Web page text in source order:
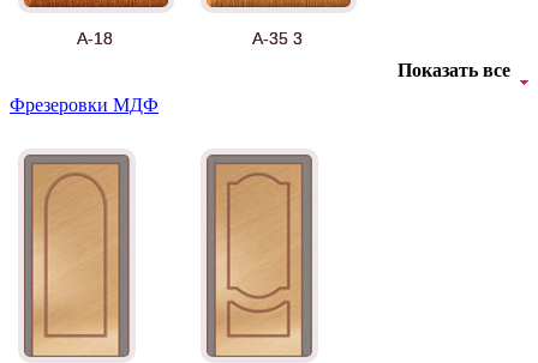
А-18 А-35 3
Б-35 3
Показать все
Фрезеровки МДФ